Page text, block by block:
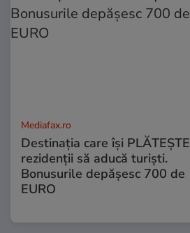
Mediafax.ro
Destinația care își PLĂTEȘTE
rezidenții să aducă turiști.
Bonusurile depășesc 700 de
EURO